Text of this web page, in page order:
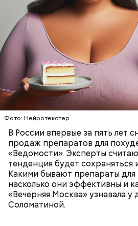
Фото: Нейротекстер
В России впервые за пять лет
продаж препаратов для
«Ведомости». Эксперты
тенденция будет сохраняться
Какими бывают препараты для
насколько они эффективны и
«Вечерняя Москва» узнавала у
Соломатиной.
— Кабачки нужно натереть
(это можно сделать на
похожими на спагетти, и
Дальше нужно добавить
масла, соль, а сверху бросить
порезанную брынзу. Затем
черри или грунтовые, —
Также не нужно есть дыню до
именно там скапливаются
тщательно ее мыть, чтобы не
собеседница «ВМ».